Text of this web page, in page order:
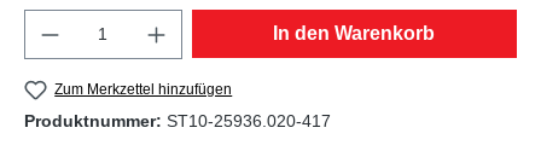
Produkt Anzahl: Gib den gewünschten
In den Warenkorb
Zum Merkzettel hinzufügen
Produktnummer: ST10-25936.020-417